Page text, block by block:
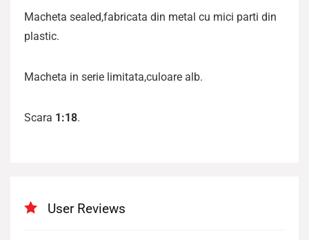
Macheta sealed,fabricata din metal cu mici parti din
plastic.
Macheta in serie limitata,culoare alb.
Scara 1:18.
User Reviews